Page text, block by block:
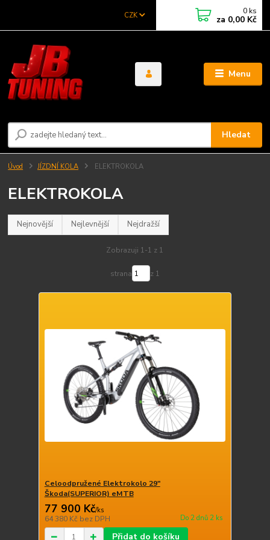
Menu
CZK
Hledat
0 ks
za 0,00 Kč
Úvod JÍZDNÍ KOLA ELEKTROKOLA
ELEKTROKOLA
Nejnovější Nejlevnější Nejdražší
Zobrazuji 1-1 z 1
strana z 1
Celoodpružené Elektrokolo 29"
Škoda(SUPERIOR) eMTB
77 900 Kč/ks
64 380 Kč bez DPH Do 2 dnů 2 ks
Přidat do košíku